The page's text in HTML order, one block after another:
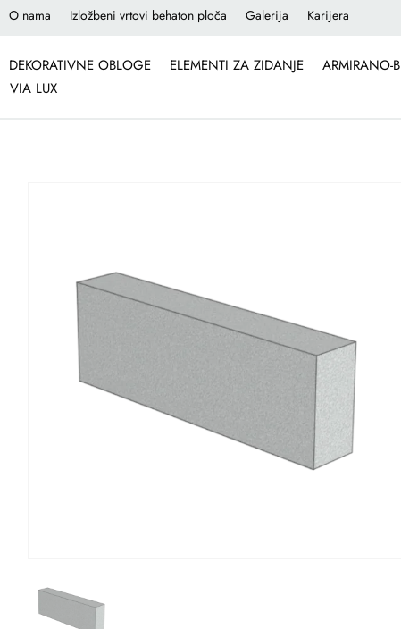
O nama Izložbeni vrtovi behaton ploča Galerija Karijera
DEKORATIVNE OBLOGE ELEMENTI ZA ZIDANJE
ARMIRANO-
VIA LUX